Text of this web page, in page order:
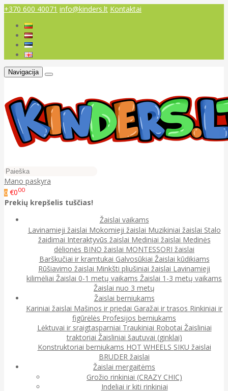
+370 600 40071 info@kinders.lt Kontaktai
Navigacija
Mano paskyra
0 €000
Prekių krepšelis tuščias!
Žaislai vaikams
Lavinamieji žaislai Mokomieji žaislai Muzikiniai žaislai Stalo
žaidimai Interaktyvūs žaislai Mediniai žaislai Medinės
dėlionės BINO žaislai MONTESSORI žaislai
Barškučiai ir kramtukai Galvosūkiai Žaislai kūdikiams
Rūšiavimo žaislai Minkšti pliušiniai žaislai Lavinamieji
kilimėliai Žaislai 0-1 metų vaikams Žaislai 1-3 metų vaikams
Žaislai nuo 3 metų
Žaislai berniukams
Kariniai žaislai Mašinos ir priedai Garažai ir trasos Rinkiniai ir
figūrėlės Profesijos berniukams
Lėktuvai ir sraigtasparniai Traukiniai Robotai Žaisliniai
traktoriai Žaisliniai šautuvai (ginklai)
Konstruktoriai berniukams HOT WHEELS SIKU žaislai
BRUDER žaislai
Žaislai mergaitėms
Grožio rinkiniai (CRAZY CHIC)
Indeliai ir kiti rinkiniai